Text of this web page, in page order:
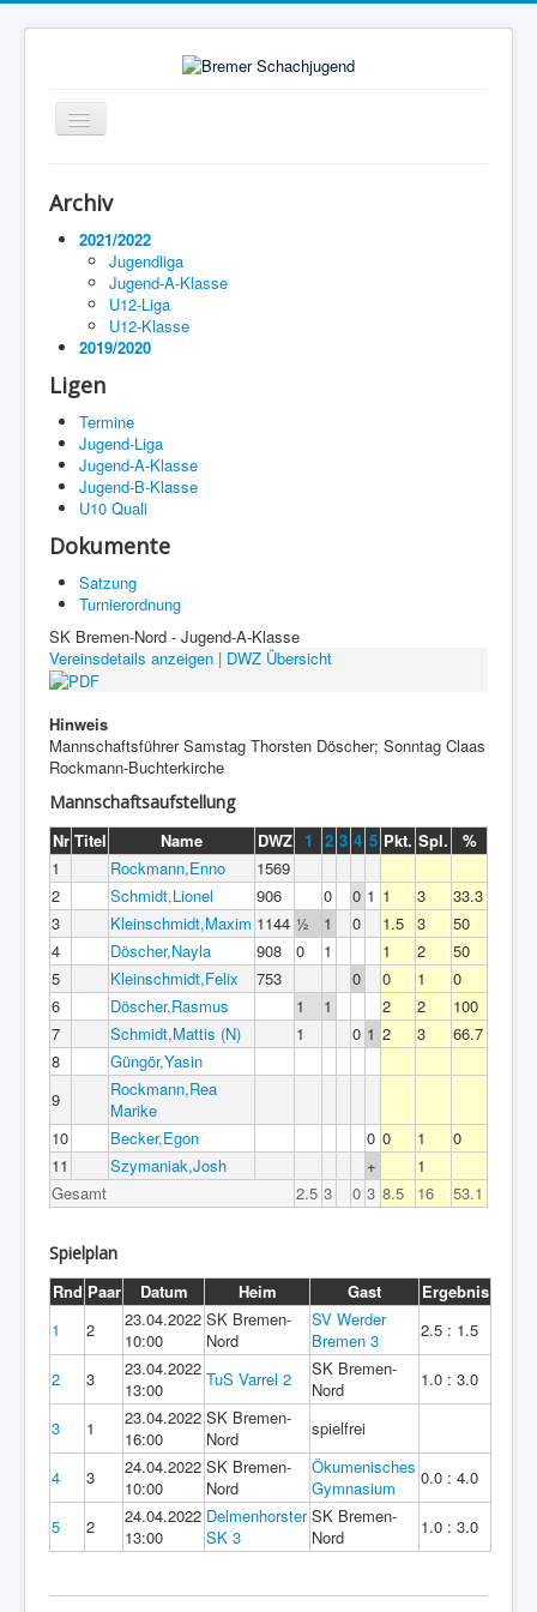
Navigation
an/aus
Termine
Impressum
Archiv
2021/2022
Jugendliga
Jugend-A-Klasse
U12-Liga
U12-Klasse
2019/2020
Ligen
Termine
Jugend-Liga
Jugend-A-Klasse
Jugend-B-Klasse
U10 Quali
Dokumente
Satzung
Turnierordnung
SK Bremen-Nord - Jugend-A-Klasse
Vereinsdetails anzeigen | DWZ Übersicht
Hinweis
Mannschaftsführer Samstag Thorsten Döscher; Sonntag Claas
Rockmann-Buchterkirche
Mannschaftsaufstellung
Nr Titel Name DWZ 1 2 3 4 5 Pkt. Spl.
%
1
Rockmann,Enno
1569
2
Schmidt,Lionel 906 0 0 1 1 3
33.3
3
Kleinschmidt,Maxim 1144 ½ 1 0 1.5 3
50
4
Döscher,Nayla 908 0 1 1 2
50
5
Kleinschmidt,Felix 753 0 0 1
0
6
Döscher,Rasmus 1 1 2 2
100
7
Schmidt,Mattis (N) 1 0 1 2 3
66.7
8
Güngör,Yasin
9
Rockmann,Rea
Marike
10
Becker,Egon 0 0 1
0
11
Szymaniak,Josh +
1
Gesamt
2.5 3 0 3 8.5 16 53.1
Spielplan
Rnd Paar Datum Heim Gast
Ergebnis
1
2
23.04.2022
10:00
SK Bremen-
Nord
SV Werder
Bremen 3
2.5 : 1.5
2 3
23.04.2022
13:00
TuS Varrel 2
SK Bremen-
Nord
1.0 : 3.0
3 1
23.04.2022
16:00
SK Bremen-
Nord
spielfrei
4 3
24.04.2022
10:00
SK Bremen-
Nord
Ökumenisches
Gymnasium
0.0 : 4.0
5 2
24.04.2022
13:00
Delmenhorster
SK 3
SK Bremen-
Nord
1.0 : 3.0